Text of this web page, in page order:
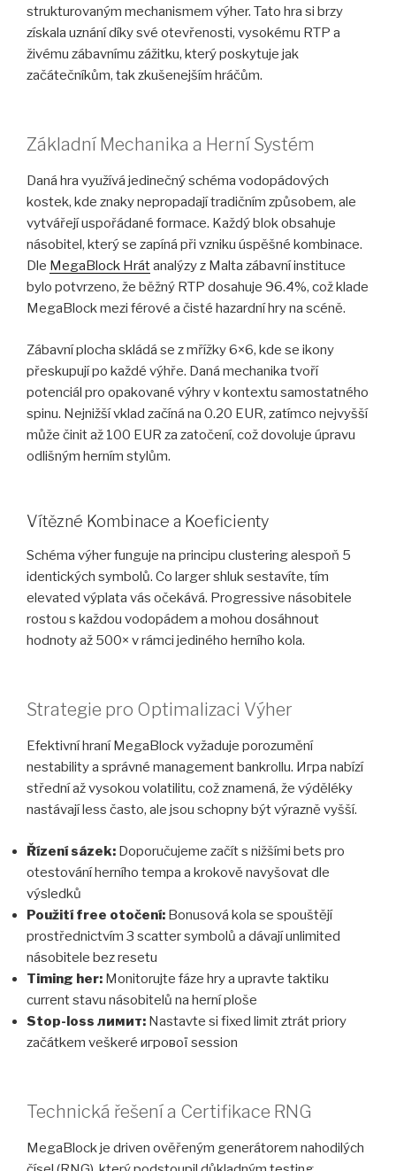
strukturovaným mechanismem výher. Tato hra si brzy
získala uznání díky své otevřenosti, vysokému RTP a
živému zábavnímu zážitku, který poskytuje jak
začátečníkům, tak zkušenejším hráčům.
Základní Mechanika a Herní Systém
Daná hra využívá jedinečný schéma vodopádových
kostek, kde znaky nepropadají tradičním způsobem, ale
vytvářejí uspořádané formace. Každý blok obsahuje
násobitel, který se zapíná při vzniku úspěšné kombinace.
Dle MegaBlock Hrátanalýzy z Malta zábavní instituce
bylo potvrzeno, že běžný RTP dosahuje 96.4%, což klade
MegaBlock mezi férové a čisté hazardní hry na scéně.
Zábavní plocha skládá se z mřížky 6×6, kde se ikony
přeskupují po každé výhře. Daná mechanika tvoří
potenciál pro opakované výhry v kontextu samostatného
spinu. Nejnižší vklad začíná na 0.20 EUR, zatímco nejvyšší
může činit až 100 EUR za zatočení, což dovoluje úpravu
odlišným herním stylům.
Vítězné Kombinace a Koeficienty
Schéma výher funguje na principu clustering alespoň 5
identických symbolů. Co larger shluk sestavíte, tím
elevated výplata vás očekává. Progressive násobitele
rostou s každou vodopádem a mohou dosáhnout
hodnoty až 500× v rámci jediného herního kola.
Strategie pro Optimalizaci Výher
Efektivní hraní MegaBlock vyžaduje porozumění
nestability a správné management bankrollu. Игра nabízí
střední až vysokou volatilitu, což znamená, že výděléky
nastávají less často, ale jsou schopny být výrazně vyšší.
Řízení sázek: Doporučujeme začít s nižšími bets pro
otestování herního tempa a krokově navyšovat dle
výsledků
Použití free otočení: Bonusová kola se spouštějí
prostřednictvím 3 scatter symbolů a dávají unlimited
násobitele bez resetu
Timing her: Monitorujte fáze hry a upravte taktiku
current stavu násobitelů na herní ploše
Stop-loss лимит: Nastavte si fixed limit ztrát priory
začátkem veškeré игрової session
Technická řešení a Certifikace RNG
MegaBlock je driven ověřeným generátorem nahodilých